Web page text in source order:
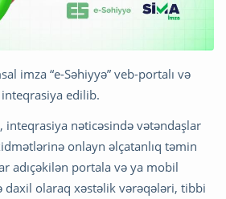
imza “e-Səhiyyə” veb-portalı və
edilib.
inteqrasiya nəticəsində vətəndaşlar
onlayn əlçatanlıq təmin
adıçəkilən portala və ya mobil
daxil olaraq xəstəlik vərəqələri, tibbi